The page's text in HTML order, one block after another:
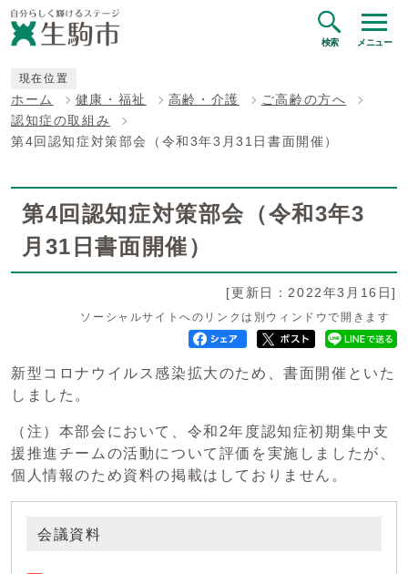
検索 メニュー
現在位置
ホーム 健康・福祉 高齢・介護
ご高齢の方へ
認知症の取組み
第4回認知症対策部会（令和3年3月31日書面開催）
第4回認知症対策部会（令和3年3
月31日書面開催）
[更新日：2022年3月16日]
ソーシャルサイトへのリンクは別ウィンドウで開きます
新型コロナウイルス感染拡大のため、書面開催といた
しました。
（注）本部会において、令和2年度認知症初期集中支
援推進チームの活動について評価を実施しましたが、
個人情報のため資料の掲載はしておりません。
会議資料